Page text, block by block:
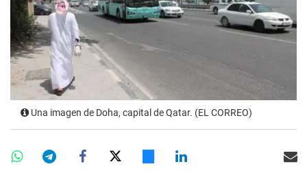
Una imagen de Doha, capital de Qatar. (EL CORREO)